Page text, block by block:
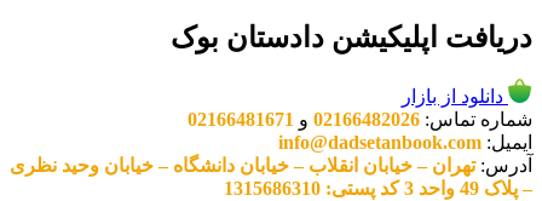
دریافت اپلیکیشن دادستان بوک
دانلود از بازار
شماره تماس: 02166482026 و 02166481671
ایمیل: info@dadsetanbook.com
آدرس:تهران – خیابان انقلاب – خیابان دانشگاه – خیابان وحید نظری
– پلاک 49 واحد 3 کد پستی: 1315686310